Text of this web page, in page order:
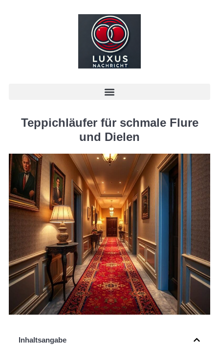
Teppichläufer für schmale Flure
und Dielen
Inhaltsangabe